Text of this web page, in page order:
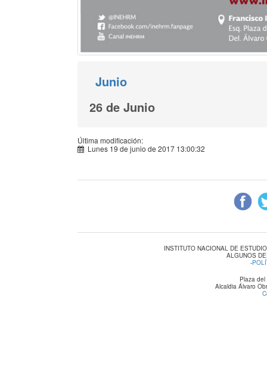
Junio
26 de Junio
Última modificación:
Lunes 19 de junio de 2017 13:00:32
INSTITUTO NACIONAL DE
ALGUNOS
-
Plaza
Alcaldia Álvaro